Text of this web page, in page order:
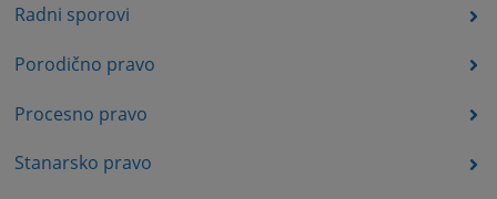
Radni sporovi
Porodično pravo
Procesno pravo
Stanarsko pravo